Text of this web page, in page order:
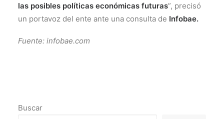
las posibles políticas económicas futuras”, precisó
un portavoz del ente ante una consulta de Infobae.
Fuente: infobae.com
Buscar